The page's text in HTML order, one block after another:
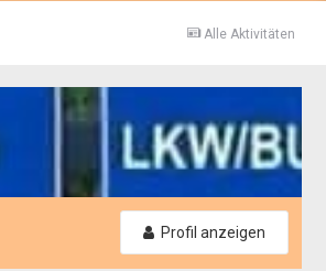
Alle Aktivitäten
Profil anzeigen